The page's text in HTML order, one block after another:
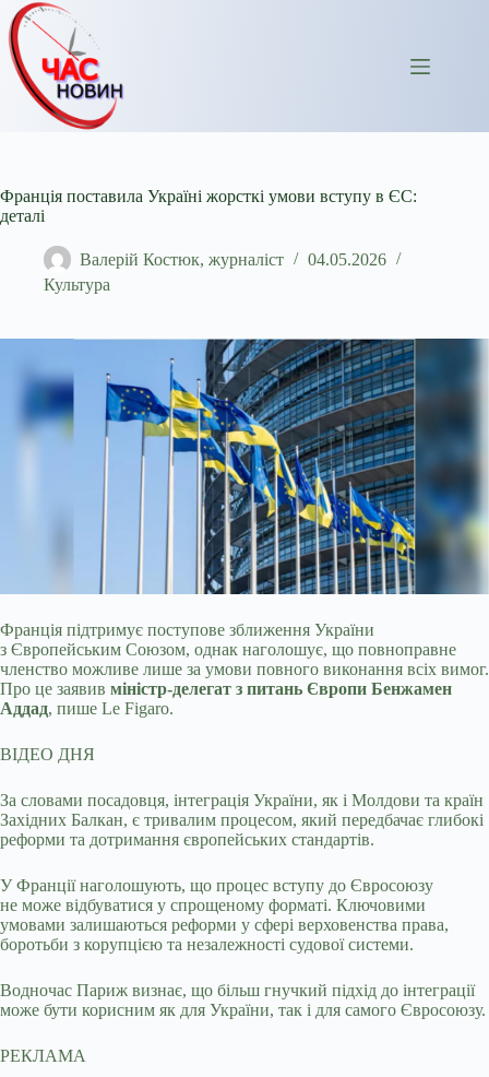
Перейти
до
вмісту
Франція поставила Україні жорсткі умови вступу в ЄС:
деталі
Валерій Костюк, журналіст
04.05.2026
Культура
Франція підтримує поступове зближення України
з Європейським Союзом, однак наголошує, що повноправне
членство можливе лише за умови повного виконання всіх вимог.
Про це заявив міністр-делегат з питань Європи Бенжамен
Аддад, пише Le Figaro.
ВІДЕО ДНЯ
За словами посадовця, інтеграція України, як і Молдови та країн
Західних Балкан, є тривалим процесом, який передбачає глибокі
реформи та дотримання європейських стандартів.
У Франції наголошують, що процес вступу до Євросоюзу
не може відбуватися у спрощеному форматі. Ключовими
умовами залишаються реформи у сфері верховенства права,
боротьби з корупцією та незалежності судової системи.
Водночас Париж визнає, що більш гнучкий підхід до інтеграції
може бути корисним як для України, так і для самого Євросоюзу.
РЕКЛАМА